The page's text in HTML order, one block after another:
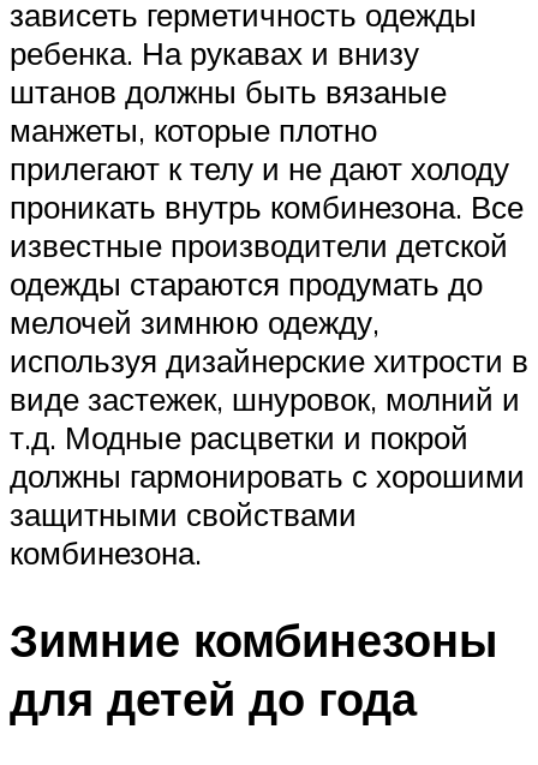
зависеть герметичность одежды
ребенка. На рукавах и внизу
штанов должны быть вязаные
манжеты, которые плотно
прилегают к телу и не дают холоду
проникать внутрь комбинезона. Все
известные производители детской
одежды стараются продумать до
мелочей зимнюю одежду,
используя дизайнерские хитрости в
виде застежек, шнуровок, молний и
т.д. Модные расцветки и покрой
должны гармонировать с хорошими
защитными свойствами
комбинезона.
Зимние комбинезоны
для детей до года